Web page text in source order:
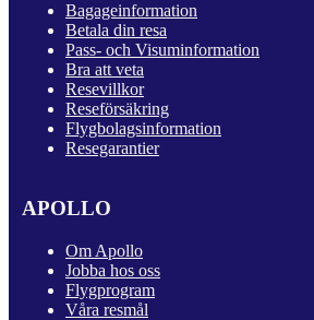
Bagageinformation
Betala din resa
Pass- och Visuminformation
Bra att veta
Resevillkor
Reseförsäkring
Flygbolagsinformation
Resegarantier
APOLLO
Om Apollo
Jobba hos oss
Flygprogram
Våra resmål